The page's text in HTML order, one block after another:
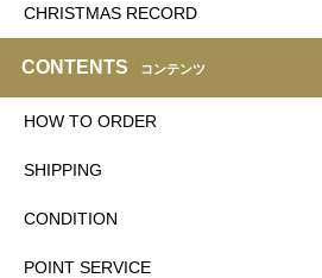
CHRISTMAS RECORD
CONTENTS コンテンツ
HOW TO ORDER
SHIPPING
CONDITION
POINT SERVICE